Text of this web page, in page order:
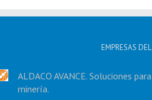
EMPRESAS
ALDACO AVANCE. Soluciones
minería.